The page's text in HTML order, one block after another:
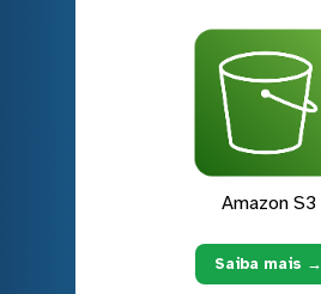
Amazon S3
Saiba mais →